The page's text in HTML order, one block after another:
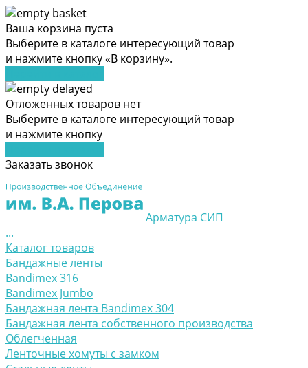
Ваша корзина пуста
Выберите в каталоге интересующий товар
и нажмите кнопку «В корзину».
Отложенных товаров нет
Выберите в каталоге интересующий товар
и нажмите кнопку
Заказать звонок
Арматура СИП
...
Каталог товаров
Бандажные ленты
Bandimex 316
Bandimex Jumbo
Бандажная лента Bandimex 304
Бандажная лента собственного производства
Облегченная
Ленточные хомуты с замком